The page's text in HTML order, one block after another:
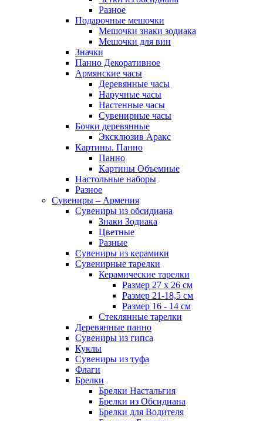
Разное
Подарочные мешочки
Мешочки знаки зодиака
Мешочки для вин
Значки
Панно Декоративное
Армянские часы
Деревянные часы
Наручные часы
Настенные часы
Сувенирные часы
Бочки деревянные
Эксклюзив Аракс
Картины. Панно
Панно
Картины Объемные
Настольные наборы
Разное
Сувениры – Армения
Сувениры из обсидиана
Знаки Зодиака
Цветные
Разные
Сувениры из керамики
Сувенирные тарелки
Керамические тарелки
Размер 27 х 26 см
Размер 21-18,5 см
Размер 16 - 14 см
Стеклянные тарелки
Деревянные панно
Сувениры из гипса
Куклы
Сувениры из туфа
Флаги
Брелки
Брелки Настальгия
Брелки из Обсидиана
Брелки для Водителя